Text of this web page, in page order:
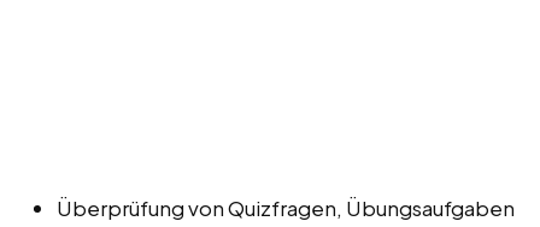
Überprüfung von Quizfragen, Übungsaufgaben